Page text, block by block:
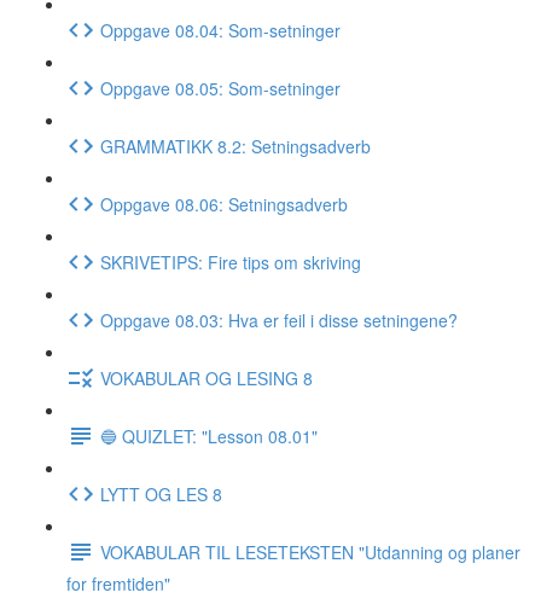
Oppgave 08.04: Som-setninger
Oppgave 08.05: Som-setninger
GRAMMATIKK 8.2: Setningsadverb
Oppgave 08.06: Setningsadverb
SKRIVETIPS: Fire tips om skriving
Oppgave 08.03: Hva er feil i disse setningene?
VOKABULAR OG LESING 8
🔵 QUIZLET: "Lesson 08.01"
LYTT OG LES 8
VOKABULAR TIL LESETEKSTEN "Utdanning og planer
for fremtiden"